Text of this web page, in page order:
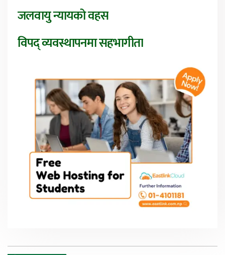
जलवायु न्यायको वहस
विपद् व्यवस्थापनमा सहभागीता